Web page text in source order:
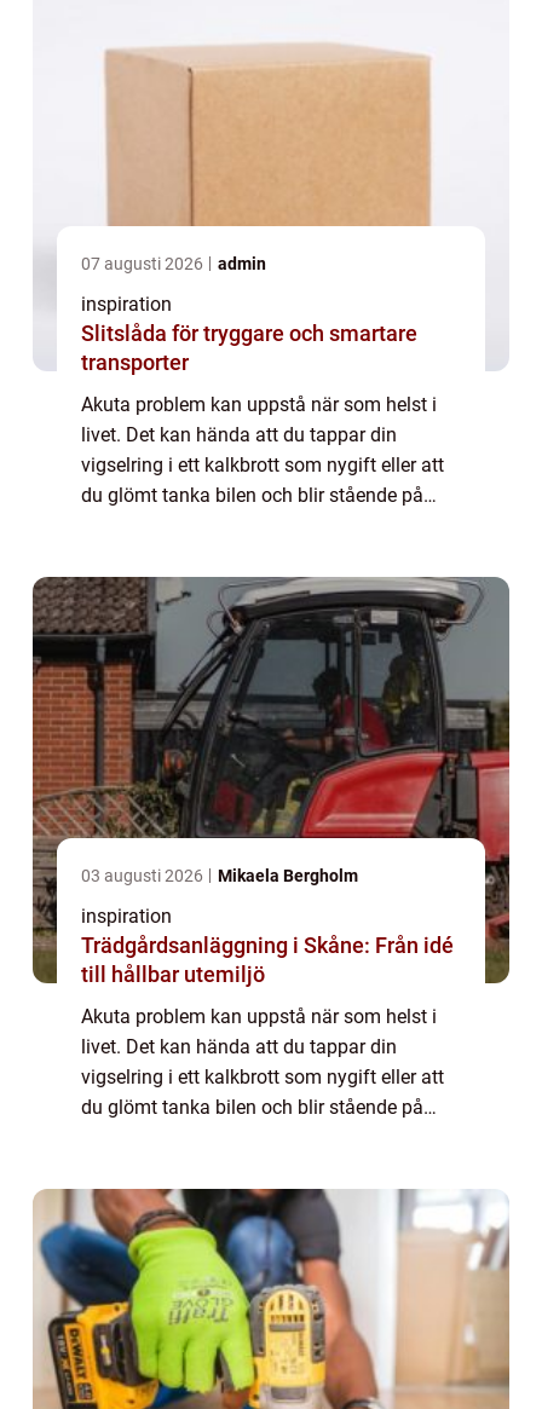
07 augusti 2026 admin
inspiration
Slitslåda för tryggare och smartare
transporter
Akuta problem kan uppstå när som helst i
livet. Det kan hända att du tappar din
vigselring i ett kalkbrott som nygift eller att
du glömt tanka bilen och blir stående på
03 augusti 2026 Mikaela Bergholm
inspiration
Trädgårdsanläggning i Skåne: Från idé
till hållbar utemiljö
Akuta problem kan uppstå när som helst i
livet. Det kan hända att du tappar din
vigselring i ett kalkbrott som nygift eller att
du glömt tanka bilen och blir stående på